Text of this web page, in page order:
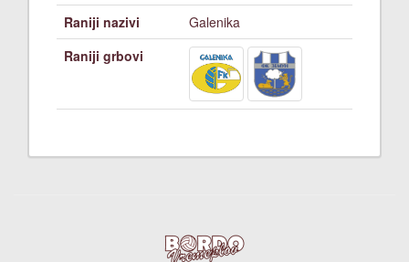
Raniji nazivi
Galenika
Raniji grbovi